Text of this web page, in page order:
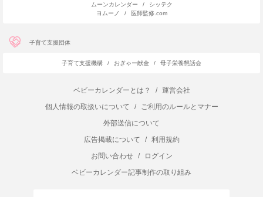
ムーンカレンダー
/
シッテク
ヨムーノ
/ 医師監修.com
子育て支援団体
子育て支援機構 / おぎゃー献金 / 母子栄養懇話会
ベビーカレンダーとは？ /
運営会社
個人情報の取扱いについて
/
ご利用のルールとマナー
外部送信について
広告掲載について
/
利用規約
お問い合わせ
/
ログイン
ベビーカレンダー記事制作の取り組み